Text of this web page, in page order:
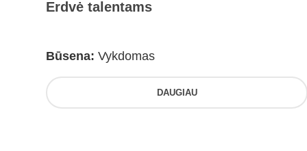
Erdvė talentams
Būsena: Vykdomas
DAUGIAU